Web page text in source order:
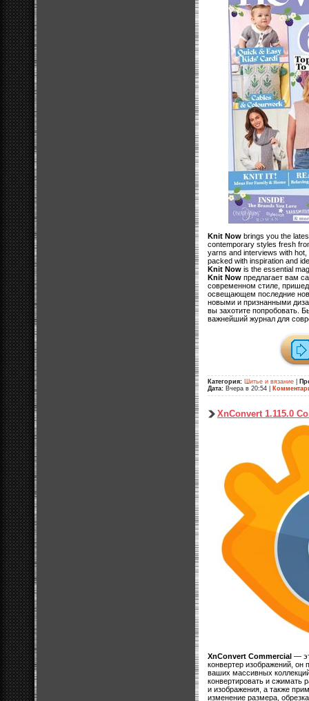
Knit Now brings you the
contemporary styles fresh
yarns and interviews with
packed with inspiration and
Knit Now is the essential
Knit Now предлагает вам
современном стиле,
освещающем последние
новыми и признанными
вы захотите попробовать.
важнейший журнал для
Категория: Шитье и вязание
Дата: Вчера в 20:54
XnConvert 1.115.0
XnConvert Commercial —
конвертер изображений, он
ваших массивных
конвертировать и сжимать
и изображения, а также
изменение размера,